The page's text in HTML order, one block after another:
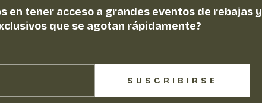
en tener acceso a grandes eventos de rebajas y
que se agotan rápidamente?
SUSCRIBIRSE